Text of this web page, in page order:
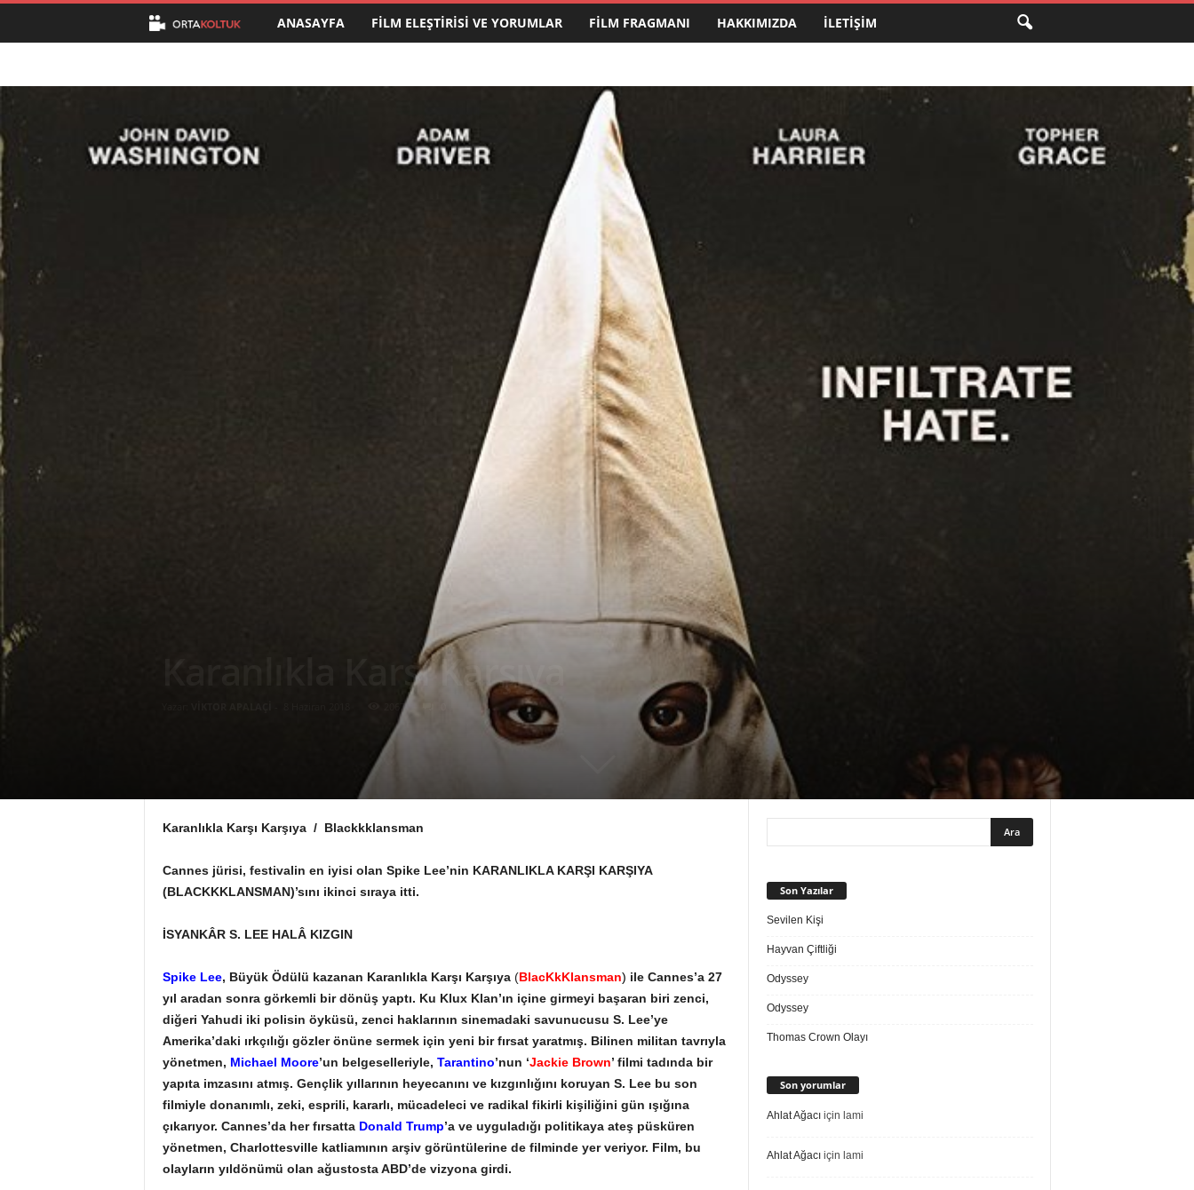
ANASAYFA FILM ELEŞTIRISI VE YORUMLAR FILM FRAGMANI HAKKIMIZDA İLETIŞIM
Karanlıkla Karşı Karşıya
2067
Karanlıkla Karşı Karşıya / Blackkklansman
Cannes jürisi, festivalin en iyisi olan Spike Lee’nin KARANLIKLA KARŞI KARŞIYA
(BLACKKKLANSMAN)’sını ikinci sıraya itti.
İSYANKÂR S. LEE HALÂ KIZGIN
Spike Lee, Büyük Ödülü kazanan Karanlıkla Karşı Karşıya (BlacKkKlansman) ile Cannes’a 27
yıl aradan sonra görkemli bir dönüş yaptı. Ku Klux Klan’ın içine girmeyi başaran biri zenci,
diğeri Yahudi iki polisin öyküsü, zenci haklarının sinemadaki savunucusu S. Lee’ye
Amerika’daki ırkçılığı gözler önüne sermek için yeni bir fırsat yaratmış. Bilinen militan tavrıyla
yönetmen, Michael Moore’un belgeselleriyle, Tarantino’nun ‘Jackie Brown’ filmi tadında bir
yapıta imzasını atmış. Gençlik yıllarının heyecanını ve kızgınlığını koruyan S. Lee bu son
filmiyle donanımlı, zeki, esprili, kararlı, mücadeleci ve radikal fikirli kişiliğini gün ışığına
çıkarıyor. Cannes’da her fırsatta Donald Trump’a ve uyguladığı politikaya ateş püsküren
yönetmen, Charlottesville katliamının arşiv görüntülerine de filminde yer veriyor. Film, bu
olayların yıldönümü olan ağustosta ABD’de vizyona girdi.
Son Yazılar
Sevilen Kişi
Hayvan Çiftliği
Odyssey
Odyssey
Thomas Crown Olayı
Son yorumlar
Ahlat Ağacıiçin lami
Ahlat Ağacıiçin lami